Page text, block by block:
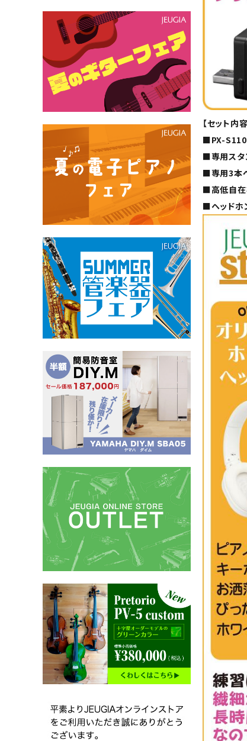
【セット内容
■PX-
■専用スタ
■専用3本
■高低自
■ヘッドホ